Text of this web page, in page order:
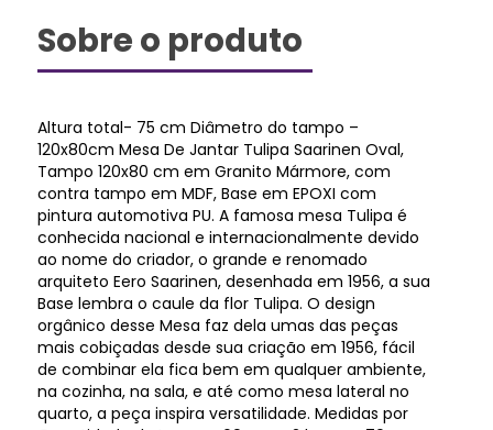
Sobre o produto
Altura total- 75 cm Diâmetro do tampo –
120x80cm Mesa De Jantar Tulipa Saarinen Oval,
Tampo 120x80 cm em Granito Mármore, com
contra tampo em MDF, Base em EPOXI com
pintura automotiva PU. A famosa mesa Tulipa é
conhecida nacional e internacionalmente devido
ao nome do criador, o grande e renomado
arquiteto Eero Saarinen, desenhada em 1956, a sua
Base lembra o caule da flor Tulipa. O design
orgânico desse Mesa faz dela umas das peças
mais cobiçadas desde sua criação em 1956, fácil
de combinar ela fica bem em qualquer ambiente,
na cozinha, na sala, e até como mesa lateral no
quarto, a peça inspira versatilidade. Medidas por